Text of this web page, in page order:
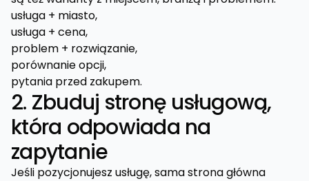
usługa + miasto,
usługa + cena,
problem + rozwiązanie,
porównanie opcji,
pytania przed zakupem.
2. Zbuduj stronę usługową,
która odpowiada na
zapytanie
Jeśli pozycjonujesz usługę, sama strona główna